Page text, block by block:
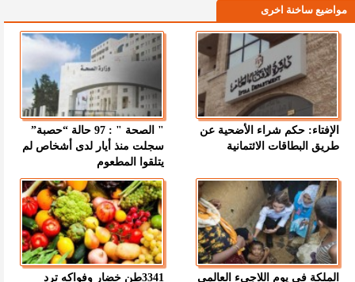
مواضيع ساخنة اخرى
الإفتاء: حكم شراء الأضحية عن
طريق البطاقات الائتمانية
" الصحة " : 97 حالة “حصبة”
سجلت منذ أيار لدى أشخاص لم
يتلقوا المطعوم
الملكة في يوم اللاجىء العالمي
3341طن خضار وفواكه ترد